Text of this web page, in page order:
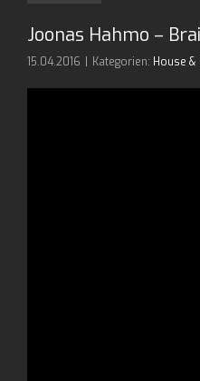
Joonas Hahmo –
15.04.2016 Kategorien: House &